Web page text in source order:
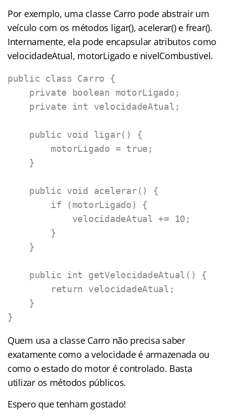
Por exemplo, uma classe Carro pode abstrair um
veículo com os métodos ligar(), acelerar() e frear().
Internamente, ela pode encapsular atributos como
velocidadeAtual, motorLigado e nivelCombustivel.
public class Carro {
}
Quem usa a classe Carro não precisa saber
exatamente como a velocidade é armazenada ou
como o estado do motor é controlado. Basta
utilizar os métodos públicos.
Espero que tenham gostado!